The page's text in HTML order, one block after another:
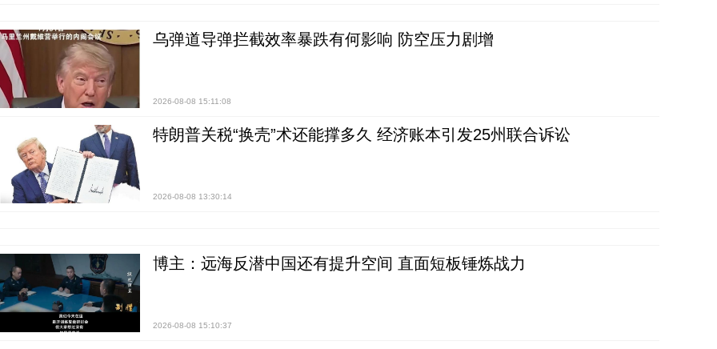
乌弹道导弹拦截效率暴跌有何影响 防空压力剧增
2026-08-08 15:11:08
特朗普关税“换壳”术还能撑多久 经济账本引发25州联合诉讼
2026-08-08 13:30:14
博主：远海反潜中国还有提升空间 直面短板锤炼战力
2026-08-08 15:10:37